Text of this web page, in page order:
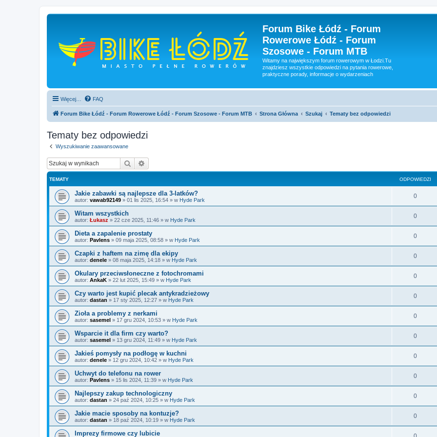
Forum Bike Łódź - Forum
Rowerowe Łódź - Forum
Szosowe - Forum MTB
Witamy na największym forum rowerowym w Łodzi.Tu
znajdziesz wszystkie odpowiedzi na pytania rowerowe,
praktyczne porady, informacje o wydarzeniach
Więcej… FAQ
Forum Bike Łódź - Forum Rowerowe Łódź - Forum Szosowe - Forum MTB Strona Główna Szukaj Tematy bez odpowiedzi
Tematy bez odpowiedzi
Wyszukiwanie zaawansowane
Szukaj
TEMATY ODPOWIEDZI
Jakie zabawki są najlepsze dla 3-latków?
autor: vawab92149 » 01 lis 2025, 16:54 » w Hyde Park
0
Witam wszystkich
autor: Łukasz » 22 cze 2025, 11:46 » w Hyde Park
0
Dieta a zapalenie prostaty
autor: Pavlens » 09 maja 2025, 08:58 » w Hyde Park
0
Czapki z haftem na zimę dla ekipy
autor: denele » 08 maja 2025, 14:18 » w Hyde Park
0
Okulary przeciwsłoneczne z fotochromami
autor: AnkaK » 22 lut 2025, 15:49 » w Hyde Park
0
Czy warto jest kupić plecak antykradzieżowy
autor: dastan » 17 sty 2025, 12:27 » w Hyde Park
0
Zioła a problemy z nerkami
autor: sasemel » 17 gru 2024, 10:53 » w Hyde Park
0
Wsparcie it dla firm czy warto?
autor: sasemel » 13 gru 2024, 11:49 » w Hyde Park
0
Jakieś pomysły na podłogę w kuchni
autor: denele » 12 gru 2024, 10:42 » w Hyde Park
0
Uchwyt do telefonu na rower
autor: Pavlens » 15 lis 2024, 11:39 » w Hyde Park
0
Najlepszy zakup technologiczny
autor: dastan » 24 paź 2024, 10:25 » w Hyde Park
0
Jakie macie sposoby na kontuzje?
autor: dastan » 18 paź 2024, 10:19 » w Hyde Park
0
Imprezy firmowe czy lubicie